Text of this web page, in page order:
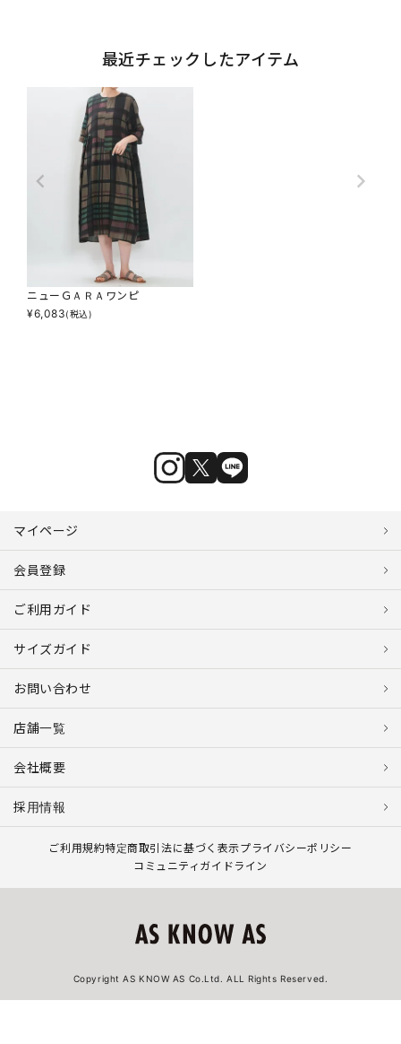
最近チェックしたアイテム
ニューＧＡＲＡワンピ
¥6,083(税込)
マイページ
会員登録
ご利用ガイド
サイズガイド
お問い合わせ
店舗一覧
会社概要
採用情報
ご利用規約特定商取引法に基づく表示プライバシーポリシー
コミュニティガイドライン
Copyright AS KNOW AS Co.Ltd. ALL Rights Reserved.